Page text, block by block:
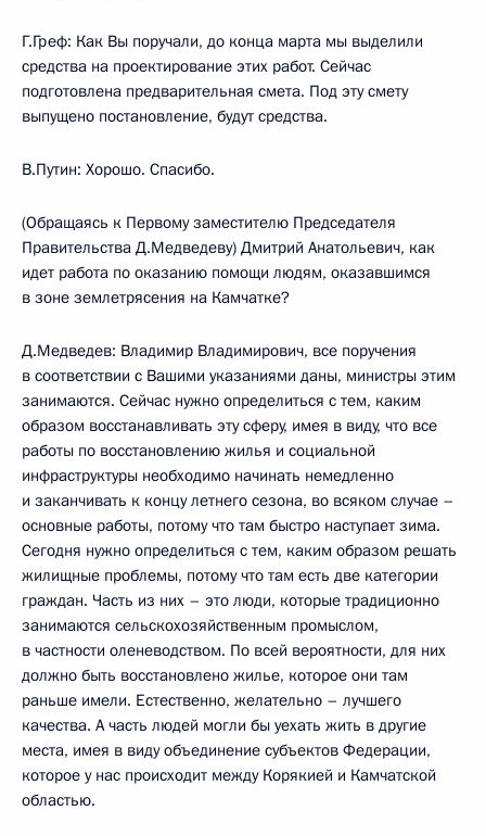
Г.Греф: Как Вы поручали, до конца марта мы выделили
средства на проектирование этих работ. Сейчас
подготовлена предварительная смета. Под эту смету
выпущено постановление, будут средства.
В.Путин: Хорошо. Спасибо.
(Обращаясь к Первому заместителю Председателя
Правительства Д.Медведеву) Дмитрий Анатольевич, как
идет работа по оказанию помощи людям, оказавшимся
в зоне землетрясения на Камчатке?
Д.Медведев: Владимир Владимирович, все поручения
в соответствии с Вашими указаниями даны, министры этим
занимаются. Сейчас нужно определиться с тем, каким
образом восстанавливать эту сферу, имея в виду, что все
работы по восстановлению жилья и социальной
инфраструктуры необходимо начинать немедленно
и заканчивать к концу летнего сезона, во всяком случае –
основные работы, потому что там быстро наступает зима.
Сегодня нужно определиться с тем, каким образом решать
жилищные проблемы, потому что там есть две категории
граждан. Часть из них – это люди, которые традиционно
занимаются сельскохозяйственным промыслом,
в частности оленеводством. По всей вероятности, для них
должно быть восстановлено жилье, которое они там
раньше имели. Естественно, желательно – лучшего
качества. А часть людей могли бы уехать жить в другие
места, имея в виду объединение субъектов Федерации,
которое у нас происходит между Корякией и Камчатской
областью.